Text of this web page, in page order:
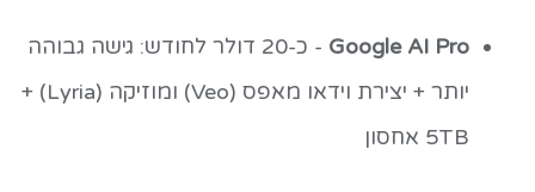
Google AI Pro
- כ-20 דולר לחודש: גישה גבוהה
יותר + יצירת וידאו מאפס (Veo) ומוזיקה (Lyria) +
5TB אחסון